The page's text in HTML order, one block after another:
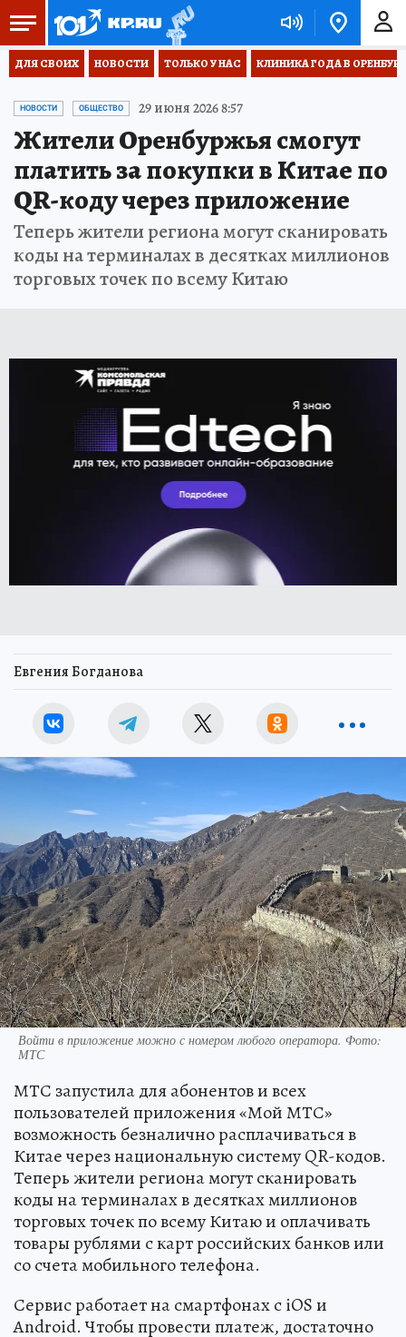
ДЛЯ СВОИХ НОВОСТИ ТОЛЬКО У НАС КЛИНИКА ГОДА В
НОВОСТИ ОБЩЕСТВО 29 июня 2026 8:57
Жители Оренбуржья смогут
платить за покупки в Китае по
QR-коду через приложение
Теперь жители региона могут сканировать
коды на терминалах в десятках миллионов
торговых точек по всему Китаю
Евгения Богданова
Войти в приложение можно с номером любого оператора. Фото:
МТС
МТС запустила для абонентов и всех
пользователей приложения «Мой МТС»
возможность безналично расплачиваться в
Китае через национальную систему QR-кодов.
Теперь жители региона могут сканировать
коды на терминалах в десятках миллионов
торговых точек по всему Китаю и оплачивать
товары рублями с карт российских банков или
со счета мобильного телефона.
Сервис работает на смартфонах с iOS и
Android. Чтобы провести платеж, достаточно